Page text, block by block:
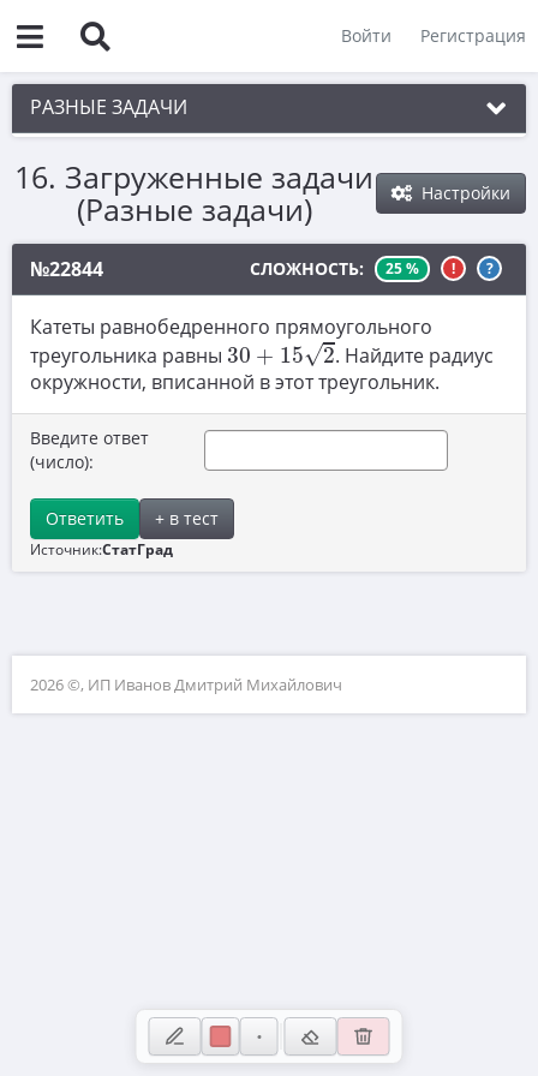
Войти Регистрация
РАЗНЫЕ ЗАДАЧИ
1. Чётность
2. Делимость
3. Игры
5. Текстовые задачи
6. Вычисления
7. Уравнения
8. Планиметрия
9. Стереометрия
10. Матрицы
12. Натуральные числа
13. Теория вероятностей
Настройки
16. Загруженные задачи
(Разные задачи)
№22844 СЛОЖНОСТЬ: 25 % ! ?
Катеты равнобедренного прямоугольного
треугольника равны 30 + 15√2
30+152
. Найдите радиус
окружности, вписанной в этот треугольник.
Введите ответ
(число):
Ответить + в тест
Источник:СтатГрад
2026 ©, ИП Иванов Дмитрий Михайлович